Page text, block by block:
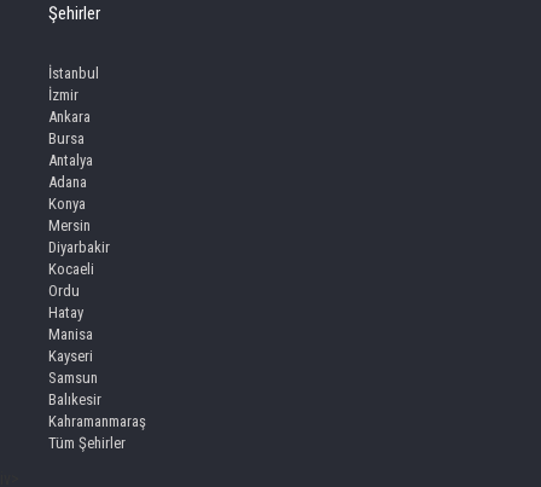
Şehirler
İstanbul
İzmir
Ankara
Bursa
Antalya
Adana
Konya
Mersin
Diyarbakir
Kocaeli
Ordu
Hatay
Manisa
Kayseri
Samsun
Balıkesir
Kahramanmaraş
Tüm Şehirler